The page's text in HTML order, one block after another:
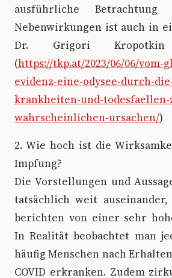
ausführliche
Nebenwirkungen ist auch in
Dr. Grigori Kropotkin
(https://tkp.at/2023/06/06/vom-
evidenz-eine-odysee-durch-
krankheiten-und-todesfaellen-
wahrscheinlichen-ursachen/)
2. Wie hoch ist die
Impfung?
Die Vorstellungen und
tatsächlich weit
berichten von einer sehr
In Realität beobachtet man
häufig Menschen nach
COVID erkranken. Zudem